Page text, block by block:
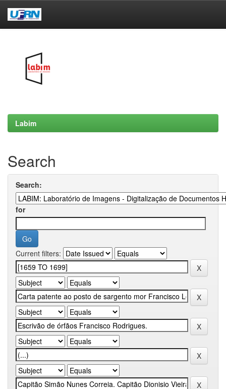
Labim
Search
Search:
for
Current filters: